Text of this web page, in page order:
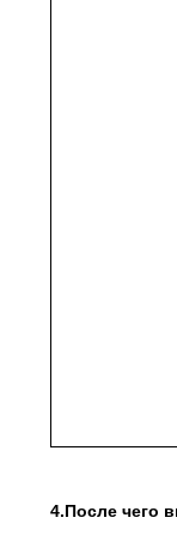
4.После чего